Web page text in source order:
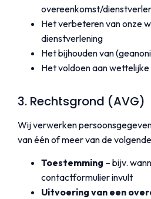
overeenkomst/
Het verbeteren van onze
dienstverlening
Het bijhouden van
Het voldoen aan
3. Rechtsgrond (AVG)
Wij verwerken
van één of meer van de
Toestemming – bijv.
contactformulier invult
Uitvoering van een